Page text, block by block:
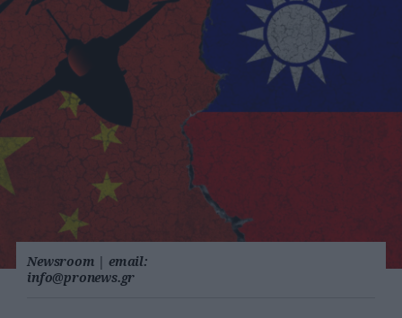
Newsroom | email:
info@pronews.gr